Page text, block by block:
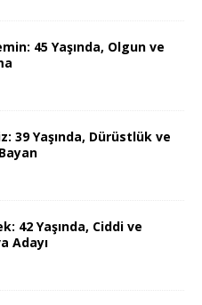
45 Yaşında, Olgun ve
39 Yaşında, Dürüstlük ve
42 Yaşında, Ciddi ve
Adayı